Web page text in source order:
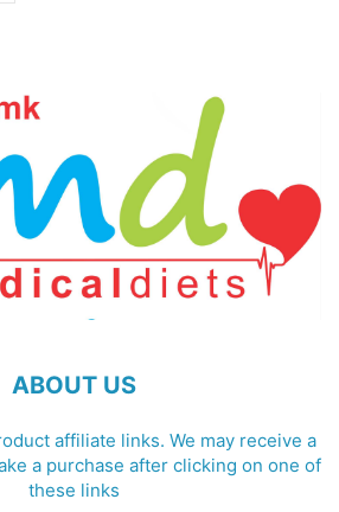
ABOUT US
affiliate links. We may receive a
a purchase after clicking on one of
these links